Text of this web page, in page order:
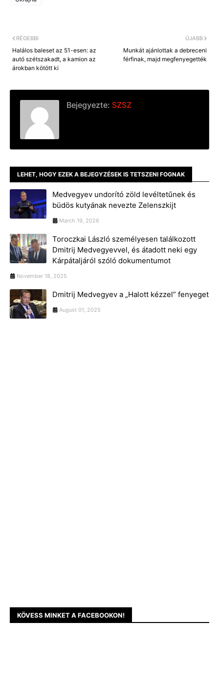
k
ÚJABB
Munkát ajánlottak a debreceni
férfinak, majd megfenyegették
RÉGEBBI
Halálos baleset az 51-esen: az
autó szétszakadt, a kamion az
árokban kötött ki
Bejegyezte: SZSZ
LEHET, HOGY EZEK A BEJEGYZÉSEK IS TETSZENI FOGNAK
Medvegyev undorító zöld levéltetűnek és
büdös kutyának nevezte Zelenszkijt
March 19, 2026
Toroczkai László személyesen találkozott
Dmitrij Medvegyevvel, és átadott neki egy
Kárpátaljáról szóló dokumentumot
November 18, 2025
Dmitrij Medvegyev a „Halott kézzel” fenyeget
August 01, 2025
KÖVESS MINKET A FACEBOOKON!